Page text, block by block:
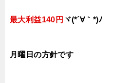
最大利益140円 ヾ(*´∀｀*)ﾉ
月曜日の方針です